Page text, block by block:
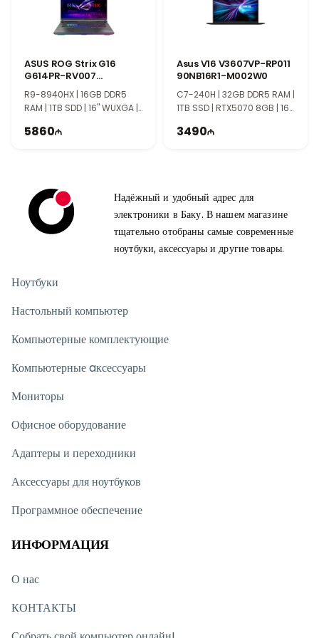
игр и мультимедиа. Высокая частота обновления делает
движение более чётким, а большой экран создаёт удобное
пространство для работы, развлечений и творчества.
ASUS ROG Strix G16 с операционной системой Windows 11
сочетает мощное оборудование и современный игровой
дизайн. Процессор Intel Core i7-13650HX, видеокарта RTX
отличным выбором для игр, творчества и профессионального
ASUS ROG Strix G16
G614PR-RV007
90NR0NJ7-M00080
R9-8940HX | 16GB DDR5
RAM | 1TB SDD | 16" WUXGA |
5860
Asus V16 V3607VP-RP011
90NB16R1-M002W0
C7-240H | 32GB DDR5 RAM |
1TB SSD | RTX5070 8GB | 16"
3490
Надёжный и удобный адрес для
электроники в Баку. В нашем магазине
тщательно отобраны самые современные
ноутбуки, аксессуары и другие товары.
Ноутбуки
Настольный компьютер
Компьютерные комплектующие
Компьютерные aксессуары
Мониторы
Офисное оборудование
Адаптеры и переходники
Аксессуары для ноутбуков
Программное обеспечение
ИНФОРМАЦИЯ
О нас
КОНТАКТЫ